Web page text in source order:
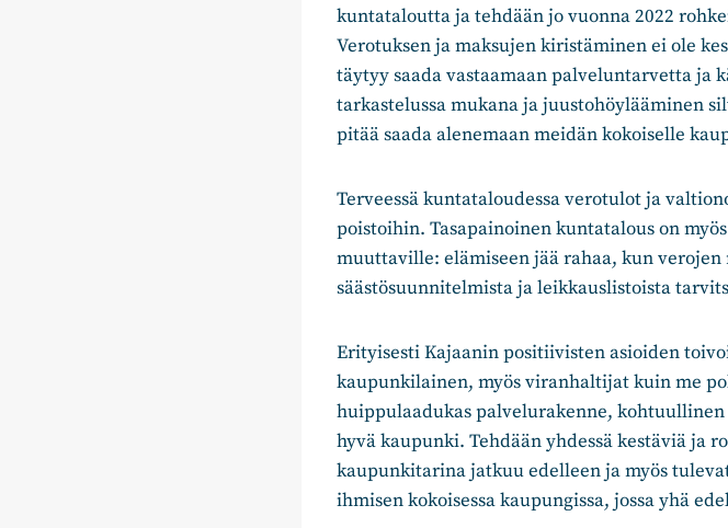
kuntataloutta ja tehdään jo vuonna 2022
Verotuksen ja maksujen kiristäminen ei ole
täytyy saada vastaamaan palveluntarvetta ja
tarkastelussa mukana ja juustohöylääminen
pitää saada alenemaan meidän kokoiselle
Terveessä kuntataloudessa verotulot ja
poistoihin. Tasapainoinen kuntatalous on
muuttaville: elämiseen jää rahaa, kun
säästösuunnitelmista ja leikkauslistoista
Erityisesti Kajaanin positiivisten asioiden
kaupunkilainen, myös viranhaltijat kuin me
huippulaadukas palvelurakenne,
hyvä kaupunki. Tehdään yhdessä kestäviä ja
kaupunkitarina jatkuu edelleen ja myös
ihmisen kokoisessa kaupungissa, jossa yhä